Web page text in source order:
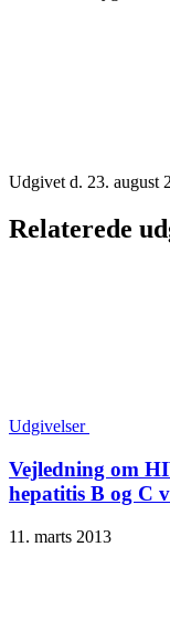
Udgivet d. 23. august
Relaterede
Udgivelser
Vejledning om
hepatitis B og C
11. marts 2013